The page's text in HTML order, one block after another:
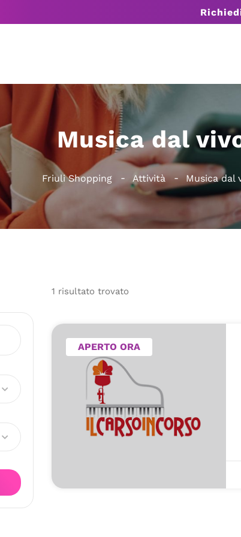
Musica dal
Friuli Shopping Attività Musica dal
1 risultato trovato
APERTO ORA